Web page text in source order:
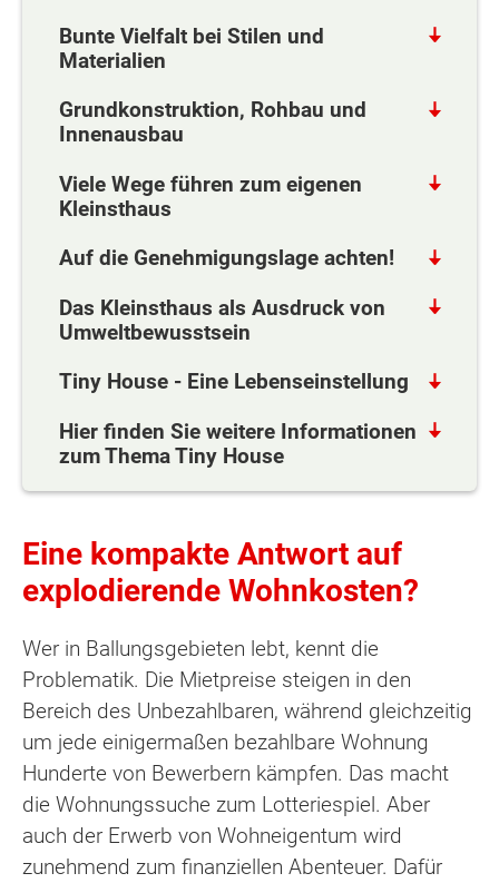
Bunte Vielfalt bei Stilen und
Materialien
Grundkonstruktion, Rohbau und
Innenausbau
Viele Wege führen zum eigenen
Kleinsthaus
Auf die Genehmigungslage achten!
Das Kleinsthaus als Ausdruck von
Umweltbewusstsein
Tiny House - Eine Lebenseinstellung
Hier finden Sie weitere Informationen
zum Thema Tiny House
Eine kompakte Antwort auf
explodierende Wohnkosten?
Wer in Ballungsgebieten lebt, kennt die
Problematik. Die Mietpreise steigen in den
Bereich des Unbezahlbaren, während gleichzeitig
um jede einigermaßen bezahlbare Wohnung
Hunderte von Bewerbern kämpfen. Das macht
die Wohnungssuche zum Lotteriespiel. Aber
auch der Erwerb von Wohneigentum wird
zunehmend zum finanziellen Abenteuer. Dafür